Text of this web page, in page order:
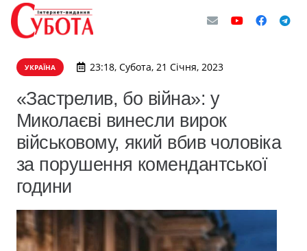
УКРАЇНА 23:18, Субота, 21 Січня, 2023
«Застрелив, бо війна»: у
Миколаєві винесли вирок
військовому, який вбив чоловіка
за порушення комендантської
години